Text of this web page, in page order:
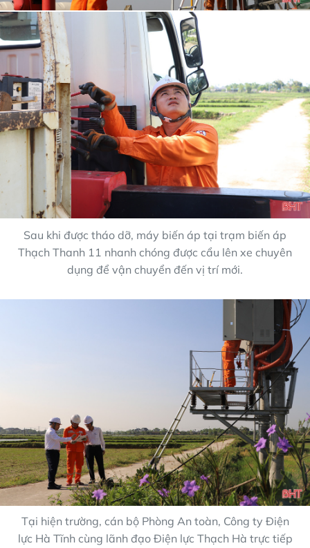
Sau khi được tháo dỡ, máy biến áp tại trạm biến áp
Thạch Thanh 11 nhanh chóng được cẩu lên xe chuyên
dụng để vận chuyển đến vị trí mới.
Tại hiện trường, cán bộ Phòng An toàn, Công ty Điện
lực Hà Tĩnh cùng lãnh đạo Điện lực Thạch Hà trực tiếp